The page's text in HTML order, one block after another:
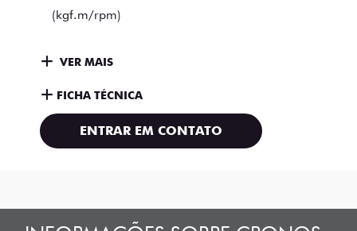
(kgf.m/rpm)
VER MAIS
FICHA TÉCNICA
ENTRAR EM CONTATO